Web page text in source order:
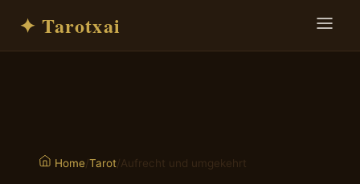
✦ Tarotxai
Home/Tarot/Aufrecht und umgekehrt